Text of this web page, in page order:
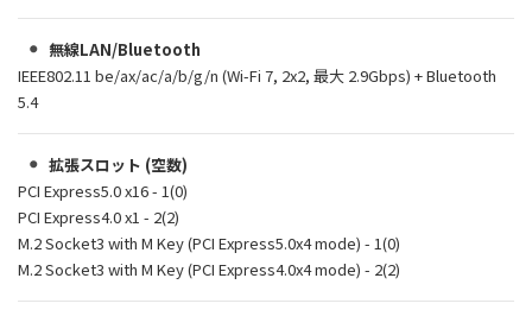
無線LAN/Bluetooth
IEEE802.11 be/ax/ac/a/b/g/n (Wi-Fi 7, 2x2, 最大 2.9Gbps) + Bluetooth
5.4
拡張スロット (空数)
PCI Express5.0 x16 - 1(0)
PCI Express4.0 x1 - 2(2)
M.2 Socket3 with M Key (PCI Express5.0x4 mode) - 1(0)
M.2 Socket3 with M Key (PCI Express4.0x4 mode) - 2(2)